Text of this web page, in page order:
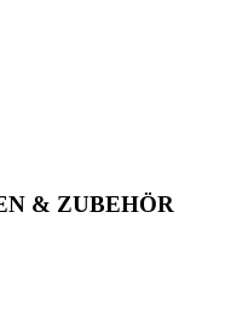
& ZUBEHÖR